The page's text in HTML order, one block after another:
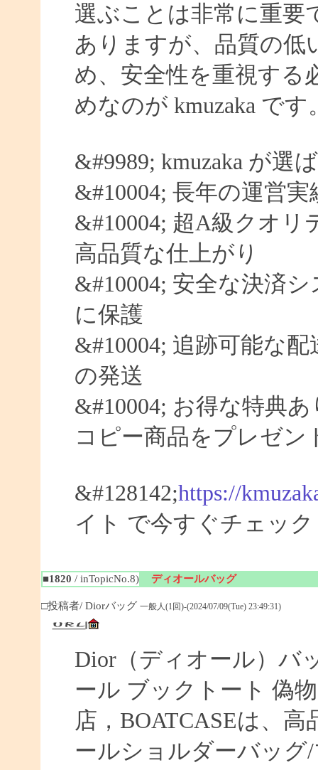
選ぶことは非常に重要
ありますが、品質の低
め、安全性を重視する
めなのが kmuzaka です
&#9989; kmuzaka が選
&#10004; 長年の運営
&#10004; 超A級クオリ
高品質な仕上がり
&#10004; 安全な決済
に保護
&#10004; 追跡可能な
の発送
&#10004; お得な特典
コピー商品をプレゼン
&#128142;https://
イト で今すぐチェック
■1820 / inTopicNo.8) ディオールバッグ
□投稿者/ Diorバッグ 一般人(1回)-(2024/07/09(Tue) 23:49:31)
Dior（ディオール）バ
ール ブックトート 偽
店，BOATCASEは、
ールショルダーバッ